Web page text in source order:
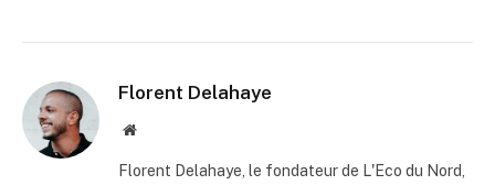
Florent Delahaye
Site
Florent Delahaye, le fondateur de L'Eco du Nord,